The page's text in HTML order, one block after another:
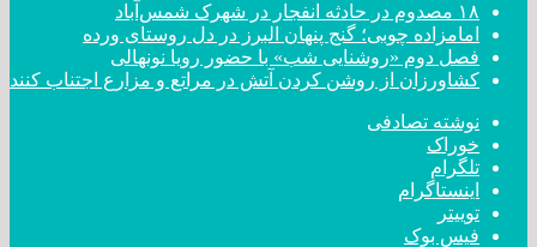
۱۸ مصدوم در حادثه انفجار در شهرک شمس‌آباد
امامزاده چوبی؛ گنج پنهان البرز در دل روستای ورده
فصل دوم «روشنایی شب» با حضور رویا نونهالی
کشاورزان از روشن کردن آتش در مراتع و مزارع اجتناب کنند
نوشته تصادفی
خوراک
تلگرام
اینستاگرام
توییتر
فیس بوک